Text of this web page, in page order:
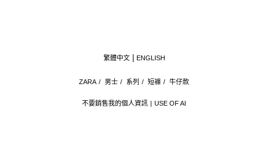
不要銷售我的個人資訊 USE OF AI
ZARA / 男士 / 系列 / 短褲 / 牛仔款
繁體中文 ENGLISH